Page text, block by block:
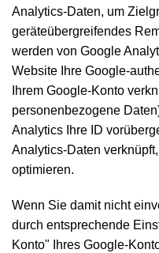
Analytics-Daten, um
geräteübergreifendes
werden von Google
Website Ihre Google-
Ihrem Google-Konto
personenbezogene
Analytics Ihre ID
Analytics-Daten
optimieren.
Wenn Sie damit nicht
durch entsprechende
Konto" Ihres Google-